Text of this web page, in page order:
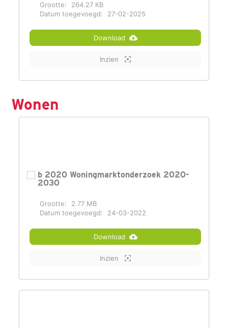
Grootte:
264.27 KB
Datum toegevoegd:
27-02-2025
Download
Inzien
Wonen
b 2020 Woningmarktonderzoek 2020-
2030
Grootte:
2.77 MB
Datum toegevoegd:
24-03-2022
Download
Inzien